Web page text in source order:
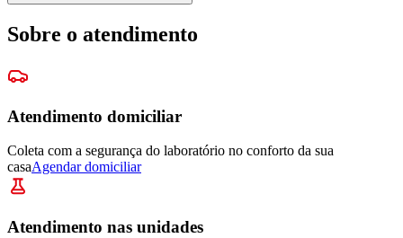
Sobre o atendimento
Atendimento domiciliar
Coleta com a segurança do laboratório no conforto da sua
casaAgendar domiciliar
Atendimento nas unidades